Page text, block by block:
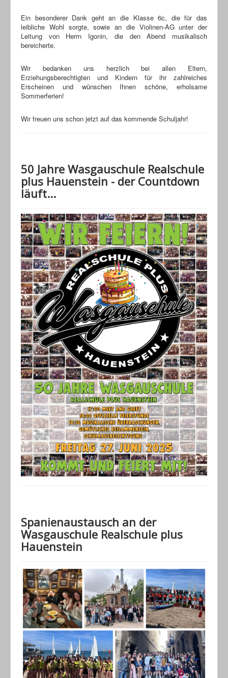
Ein besonderer Dank geht an die Klasse 6c, die für das
leibliche Wohl sorgte, sowie an die Violinen-AG unter der
Leitung von Herrn Igonin, die den Abend musikalisch
bereicherte.
Wir bedanken uns herzlich bei allen Eltern,
Erziehungsberechtigten und Kindern für ihr zahlreiches
Erscheinen und wünschen Ihnen schöne, erholsame
Sommerferien!
Wir freuen uns schon jetzt auf das kommende Schuljahr!
50 Jahre Wasgauschule Realschule
plus Hauenstein - der Countdown
läuft...
Spanienaustausch an der
Wasgauschule Realschule plus
Hauenstein